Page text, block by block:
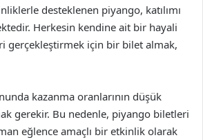
desteklenen piyango, katılımı
Herkesin kendine ait bir hayali
gerçekleştirmek için bir bilet almak,
kazanma oranlarının düşük
gerekir. Bu nedenle, piyango biletleri
eğlence amaçlı bir etkinlik olarak